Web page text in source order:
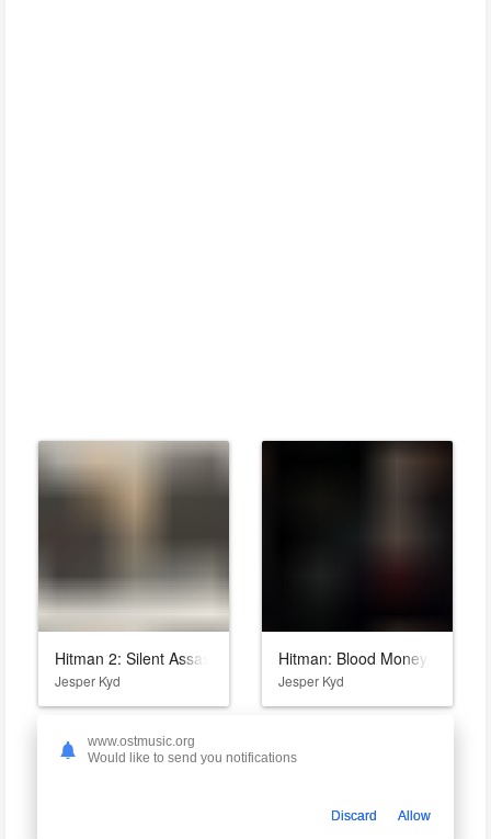
Hitman 2: Silent Assassin
Jesper Kyd
Hitman: Blood Money
Jesper Kyd
Hitman: Contracts
www.ostmusic.org
Would like to send you notifications
Discard Allow